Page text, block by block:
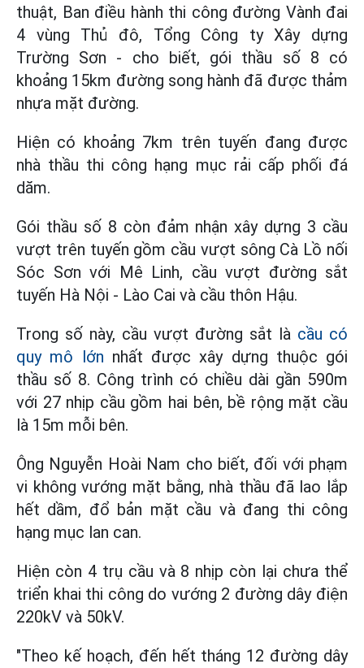
thuật, Ban điều hành thi công đường Vành đai
4 vùng Thủ đô, Tổng Công ty Xây dựng
Trường Sơn - cho biết, gói thầu số 8 có
khoảng 15km đường song hành đã được thảm
nhựa mặt đường.
Hiện có khoảng 7km trên tuyến đang được
nhà thầu thi công hạng mục rải cấp phối đá
dăm.
Gói thầu số 8 còn đảm nhận xây dựng 3 cầu
vượt trên tuyến gồm cầu vượt sông Cà Lồ nối
Sóc Sơn với Mê Linh, cầu vượt đường sắt
tuyến Hà Nội - Lào Cai và cầu thôn Hậu.
Trong số này, cầu vượt đường sắt là cầu có
quy mô lớn nhất được xây dựng thuộc gói
thầu số 8. Công trình có chiều dài gần 590m
với 27 nhịp cầu gồm hai bên, bề rộng mặt cầu
là 15m mỗi bên.
Ông Nguyễn Hoài Nam cho biết, đối với phạm
vi không vướng mặt bằng, nhà thầu đã lao lắp
hết dầm, đổ bản mặt cầu và đang thi công
hạng mục lan can.
Hiện còn 4 trụ cầu và 8 nhịp còn lại chưa thể
triển khai thi công do vướng 2 đường dây điện
220kV và 50kV.
"Theo kế hoạch, đến hết tháng 12 đường dây